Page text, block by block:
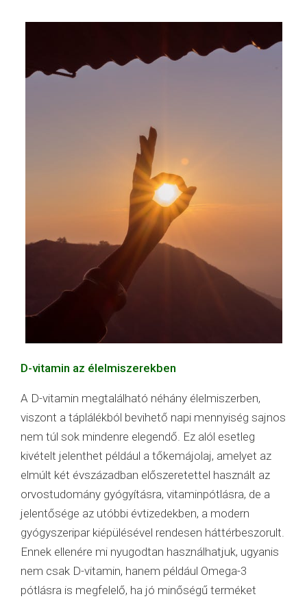
D-vitamin az élelmiszerekben
A D-vitamin megtalálható néhány élelmiszerben,
viszont a táplálékból bevihető napi mennyiség sajnos
nem túl sok mindenre elegendő. Ez alól esetleg
kivételt jelenthet például a tőkemájolaj, amelyet az
elmúlt két évszázadban előszeretettel használt az
orvostudomány gyógyításra, vitaminpótlásra, de a
jelentősége az utóbbi évtizedekben, a modern
gyógyszeripar kiépülésével rendesen háttérbeszorult.
Ennek ellenére mi nyugodtan használhatjuk, ugyanis
nem csak D-vitamin, hanem például Omega-3
pótlásra is megfelelő, ha jó minőségű terméket